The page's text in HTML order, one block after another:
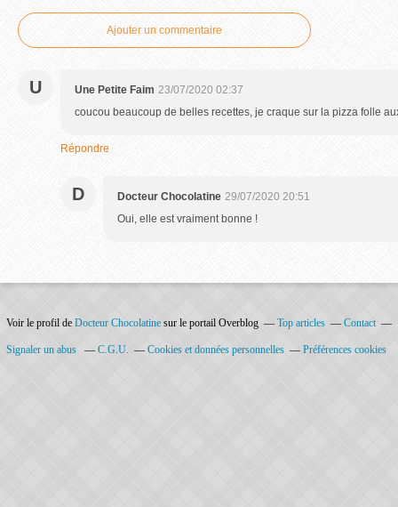
Ajouter un commentaire
U Une Petite Faim 23/07/2020 02:37
coucou beaucoup de belles recettes, je craque sur la pizza folle
Répondre
D Docteur Chocolatine 29/07/2020 20:51
Oui, elle est vraiment bonne !
Voir le profil de Docteur Chocolatine sur le portail Overblog Top articles Contact
Signaler un abus C.G.U. Cookies et données personnelles Préférences cookies